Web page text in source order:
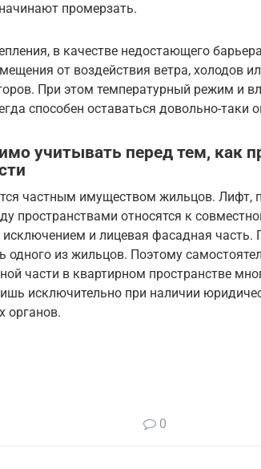
промерзать.
в качестве недостающего
от воздействия ветра, холодов
При этом температурный режим и
способен оставаться довольно-
учитывать перед тем, как
частным имуществом жильцов. Лифт,
пространствами относятся к
и лицевая фасадная часть.
одного из жильцов. Поэтому
части в квартирном пространстве
исключительно при наличии
органов.
0